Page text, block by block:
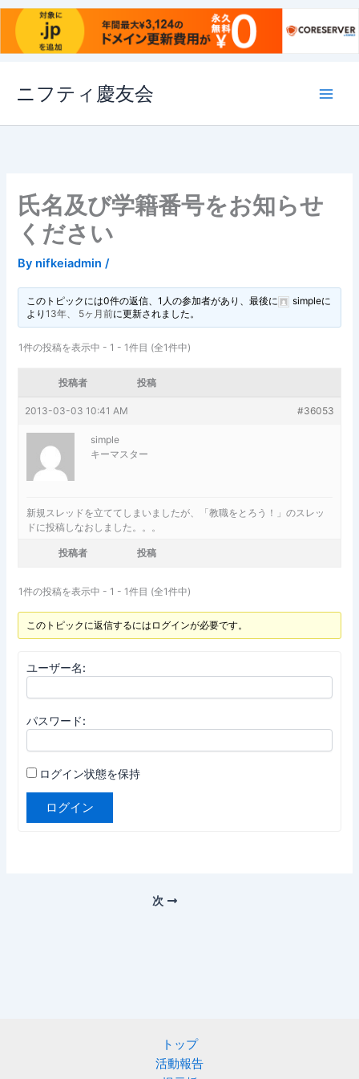
ス
ニフティ慶友会
氏名及び学籍番号をお知らせ
ください
By nifkeiadmin/
このトピックには0件の返信、1人の参加者があり、最後に simpleに
より 13年、 5ヶ月前に更新されました。
1件の投稿を表示中 - 1 - 1件目 (全1件中)
投稿者 投稿
2013-03-03 10:41 AM #36053
simple
キーマスター
新規スレッドを立ててしまいましたが、「教職をとろう！」のスレッ
ドに投稿しなおしました。。。
投稿者 投稿
1件の投稿を表示中 - 1 - 1件目 (全1件中)
このトピックに返信するにはログインが必要です。
ユーザー名:
パスワード:
ログイン状態を保持
ログイン
次
トップ
活動報告